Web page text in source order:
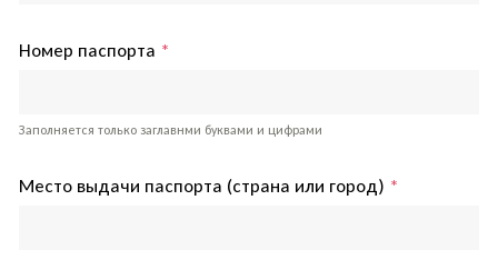
Номер паспорта *
Заполняется только заглавнми буквами и цифрами
Место выдачи паспорта (страна или город) *